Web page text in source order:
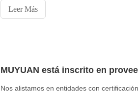
minerales de las partículas pequeñas. La
del ciclón se basa en una tasa de entrada
Leer Más
Nos alistamos en entidades con